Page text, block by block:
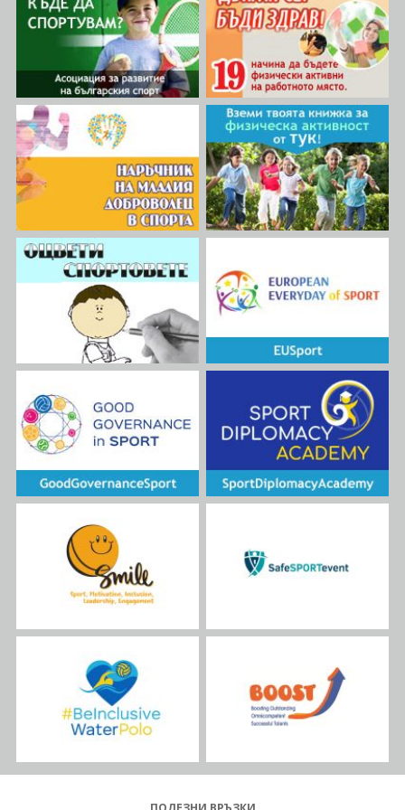
промяна, която да осигури по-
безопасна среда за живот. По
време на срещата се
проведе и международна
конференция с участието на
местни спортни експерти,
които заедно с
международните участници
дискутираха и анализираха
насилието в спорта и
подходите, с които то би
могло да бъде
предотвратено. Асоциация за
развитие на българския
спорт, която е партньор на
инициативата от България,
беше представена от Йоанна
Дочевска – председател на
организацията.
половете и приобщаване.
Проектът цели да промени
мисленето на хората и да
инициира социална
промяна, която да осигури по-
безопасна среда за живот.
Времетраенето на проекта е
24 месеца, като в него
участват 8 партньорски
организации от осем
Европейски държави -
България, Босна и
Херцеговина, Италия,
Португалия, Румъния,
Словения, Турция и
Хърватия.
ВИЖ ПОВЕЧЕ